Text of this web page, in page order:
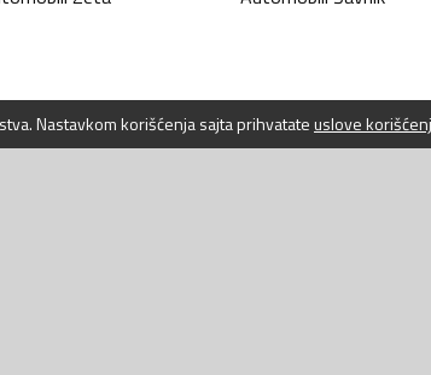
Nastavkom korišćenja sajta prihvatateuslove